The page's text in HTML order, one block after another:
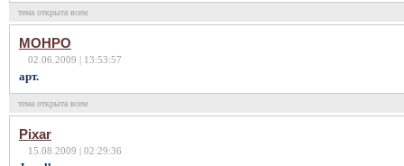
тема открыта всем
МОНРО
02.06.2009 | 13:53:57
арт.
тема открыта всем
Pixar
15.08.2009 | 02:29:36